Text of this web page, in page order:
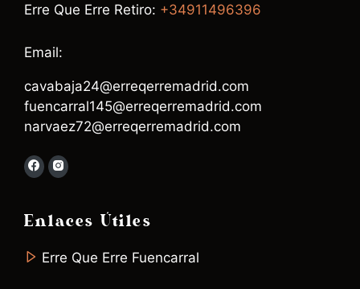
Erre Que Erre Retiro: +34911496396
Email:
cavabaja24@erreqerremadrid.com
fuencarral145@erreqerremadrid.com
narvaez72@erreqerremadrid.com
Enlaces Útiles
Erre Que Erre Fuencarral